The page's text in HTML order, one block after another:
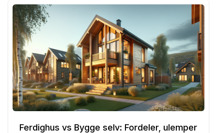
Ferdighus vs Bygge selv: Fordeler, ulemper